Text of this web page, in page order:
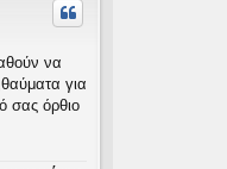
να
για
σας όρθιο